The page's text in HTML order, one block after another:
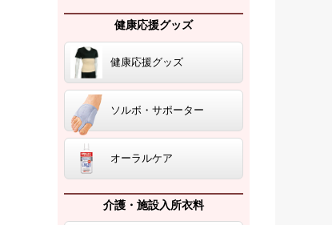
健康応援グッズ
健康応援グッズ
ソルボ・サポーター
オーラルケア
介護・施設入所衣料